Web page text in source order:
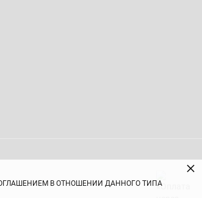
В ОТНОШЕНИИ ДАННОГО ТИПА
×